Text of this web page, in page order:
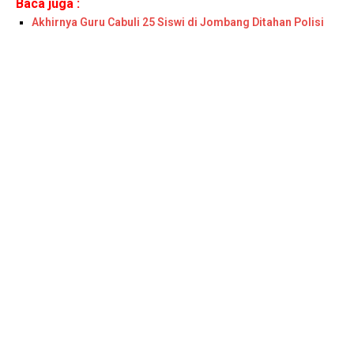
Baca juga :
Akhirnya Guru Cabuli 25 Siswi di Jombang Ditahan Polisi